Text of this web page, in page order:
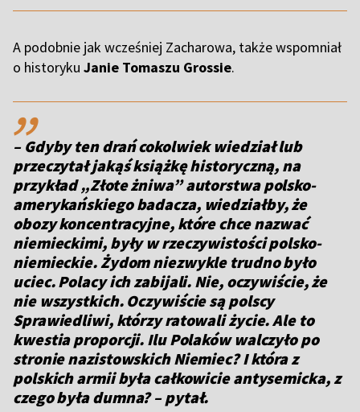
A podobnie jak wcześniej Zacharowa, także wspomniał
o historyku Janie Tomaszu Grossie.
,,
– Gdyby ten drań cokolwiek wiedział lub
przeczytał jakąś książkę historyczną, na
przykład „Złote żniwa” autorstwa polsko-
amerykańskiego badacza, wiedziałby, że
obozy koncentracyjne, które chce nazwać
niemieckimi, były w rzeczywistości polsko-
niemieckie. Żydom niezwykle trudno było
uciec. Polacy ich zabijali. Nie, oczywiście, że
nie wszystkich. Oczywiście są polscy
Sprawiedliwi, którzy ratowali życie. Ale to
kwestia proporcji. Ilu Polaków walczyło po
stronie nazistowskich Niemiec? I która z
polskich armii była całkowicie antysemicka, z
czego była dumna? – pytał.